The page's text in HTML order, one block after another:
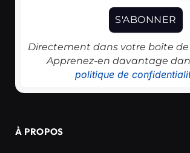
Directement dans votre boîte
Apprenez-en davantage
politique de
À PROPOS